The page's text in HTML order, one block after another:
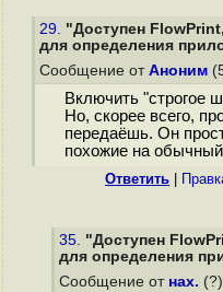
29. "Доступен
для определения
Сообщение от Аноним
Включить "строгое
Но, скорее всего,
передаёшь. Он
похожие на
Ответить
35. "Доступен
для определения
Сообщение от нах.